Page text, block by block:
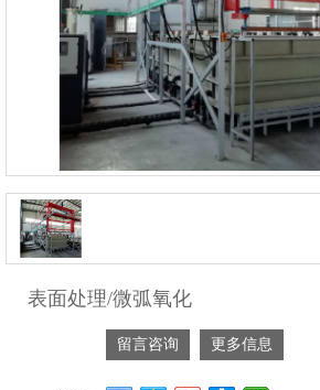
表面处理/微弧氧化
留言咨询 更多信息